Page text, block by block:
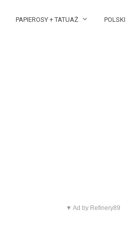
PAPIEROSY + TATUAŻ POLSKI
▼ Ad by Refinery89